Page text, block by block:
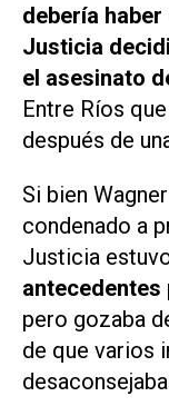
debería
Justicia
el asesinato
Entre Ríos
después de
Si bien
condenado a
Justicia
antecedentes
pero gozaba
de que varios